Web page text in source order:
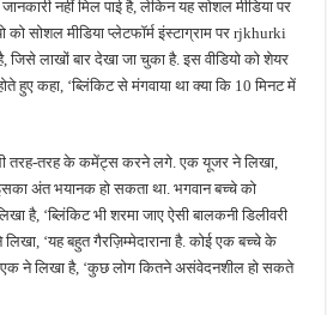
नहीं मिल पाई है, लेकिन यह सोशल मीडिया पर
को सोशल मीडिया प्लेटफॉर्म इंस्टाग्राम पर rjkhurki
जिसे लाखों बार देखा जा चुका है. इस वीडियो को शेयर
हुए कहा, ‘ब्लिंकिट से मंगवाया था क्या कि 10 मिनट में
तरह-तरह के कमेंट्स करने लगे. एक यूजर ने लिखा,
इसका अंत भयानक हो सकता था. भगवान बच्चे को
है, ‘ब्लिंकिट भी शरमा जाए ऐसी बालकनी डिलीवरी
‘यह बहुत गैरज़िम्मेदाराना है. कोई एक बच्चे के
ने लिखा है, ‘कुछ लोग कितने असंवेदनशील हो सकते